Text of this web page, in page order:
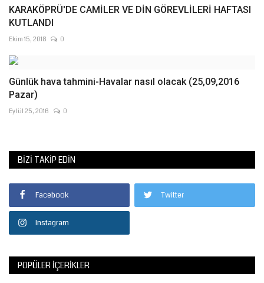
KARAKÖPRÜ'DE CAMİLER VE DİN GÖREVLİLERİ HAFTASI
KUTLANDI
Ekim 15, 2018 0
Günlük hava tahmini-Havalar nasıl olacak (25,09,2016
Pazar)
Eylül 25, 2016 0
BIZI TAKIP EDIN
Facebook Twitter
Instagram
POPÜLER İÇERIKLER